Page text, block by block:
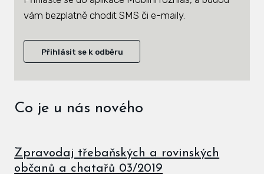
vám bezplatně chodit SMS či e-maily.
Přihlásit se k odběru
Co je u nás nového
Zpravodaj třebaňských a rovinských
občanů a chatařů 03/2019